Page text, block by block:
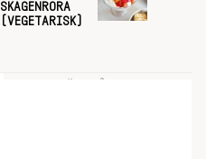
SKAGENRÖRA
(VEGETARISK)